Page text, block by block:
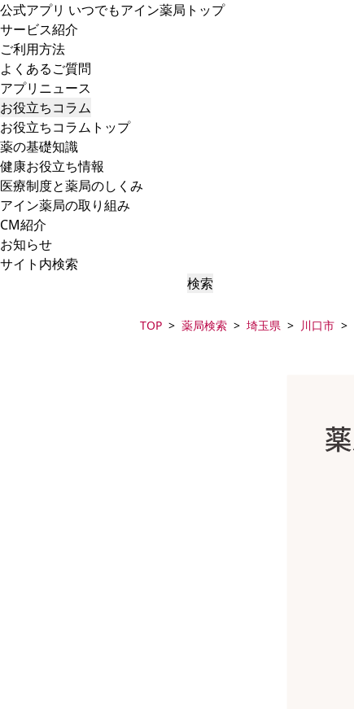
公式アプリ いつでもアイン薬局トップ
サービス紹介
ご利用方法
よくあるご質問
アプリニュース
お役立ちコラム
お役立ちコラムトップ
薬の基礎知識
健康お役立ち情報
医療制度と薬局のしくみ
アイン薬局の取り組み
CM紹介
お知らせ
サイト内検索
検索
TOP 薬局検索 埼玉県 川口市